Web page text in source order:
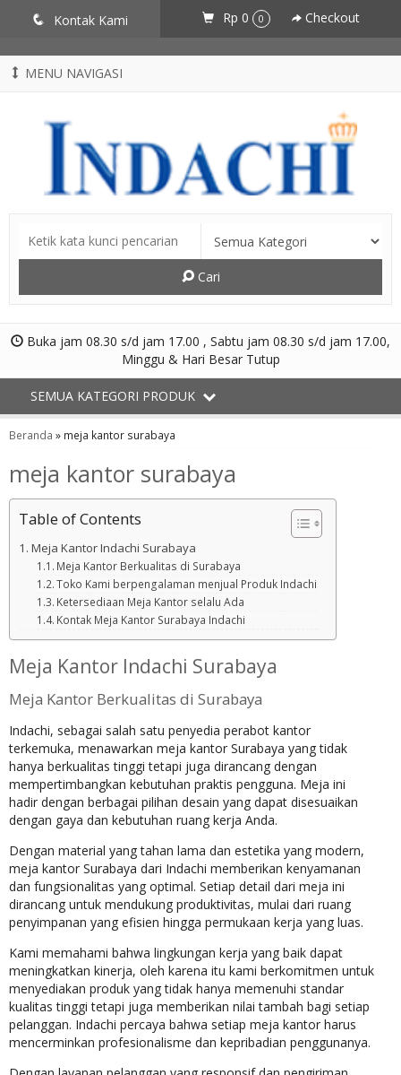
CZSZneA0L2iOfvN5RZSxYVS3hlCgtJbz-AXdpJhJNME
q Kontak Kami Rp 0 0 Checkout
MENU NAVIGASI
Cari
Buka jam 08.30 s/d jam 17.00 , Sabtu jam 08.30 s/d jam 17.00,
Minggu & Hari Besar Tutup
SEMUA KATEGORI PRODUK
Beranda » meja kantor surabaya
meja kantor surabaya
Table of Contents
Meja Kantor Indachi Surabaya
Meja Kantor Berkualitas di Surabaya
Toko Kami berpengalaman menjual Produk Indachi
Ketersediaan Meja Kantor selalu Ada
Kontak Meja Kantor Surabaya Indachi
Meja Kantor Indachi Surabaya
Meja Kantor Berkualitas di Surabaya
Indachi, sebagai salah satu penyedia perabot kantor
terkemuka, menawarkan meja kantor Surabaya yang tidak
hanya berkualitas tinggi tetapi juga dirancang dengan
mempertimbangkan kebutuhan praktis pengguna. Meja ini
hadir dengan berbagai pilihan desain yang dapat disesuaikan
dengan gaya dan kebutuhan ruang kerja Anda.
Dengan material yang tahan lama dan estetika yang modern,
meja kantor Surabaya dari Indachi memberikan kenyamanan
dan fungsionalitas yang optimal. Setiap detail dari meja ini
dirancang untuk mendukung produktivitas, mulai dari ruang
penyimpanan yang efisien hingga permukaan kerja yang luas.
Kami memahami bahwa lingkungan kerja yang baik dapat
meningkatkan kinerja, oleh karena itu kami berkomitmen untuk
menyediakan produk yang tidak hanya memenuhi standar
kualitas tinggi tetapi juga memberikan nilai tambah bagi setiap
pelanggan. Indachi percaya bahwa setiap meja kantor harus
mencerminkan profesionalisme dan kepribadian penggunanya.